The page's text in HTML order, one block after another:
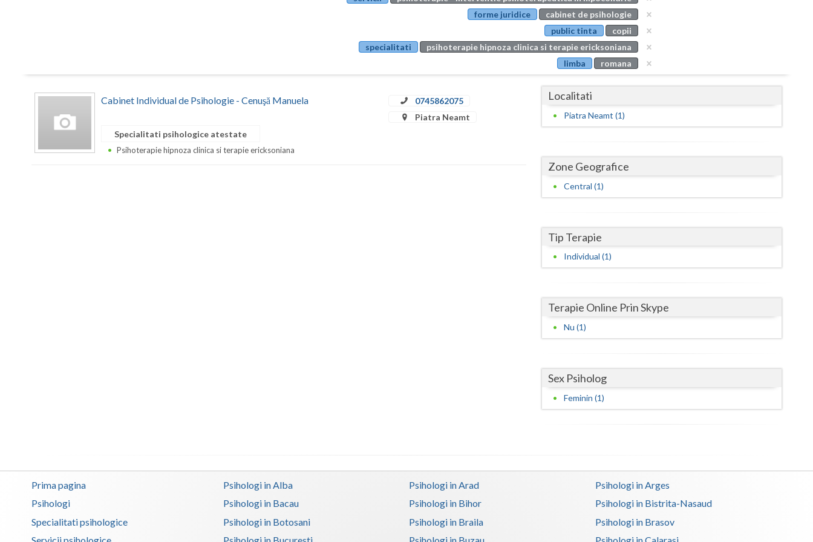
Buzau
Calarasi
Caras-Severin
Covasna
Dolj
Galati
Giurgiu
Gorj
Hunedoara
Ilfov
Olt
Salaj
forme juridice
cabinet de psihologie
public tinta
copii
specialitati
psihoterapie hipnoza clinica si terapie ericksoniana
limba
romana
Cabinet Individual de Psihologie - Cenuşă Manuela
0745862075
Piatra Neamt
Specialitati psihologice atestate
Psihoterapie hipnoza clinica si terapie ericksoniana
Localitati
Piatra Neamt (1)
Zone Geografice
Central (1)
Tip Terapie
Individual (1)
Terapie Online Prin Skype
Nu (1)
Sex Psiholog
Feminin (1)
Prima pagina
Psihologi
Specialitati psihologice
Psihologi in Alba Psihologi in Arad
Psihologi in Arges
Psihologi in Bacau
Psihologi in Bihor
Psihologi in Bistrita-Nasaud
Psihologi in Botosani
Psihologi in Braila
Psihologi in Brasov